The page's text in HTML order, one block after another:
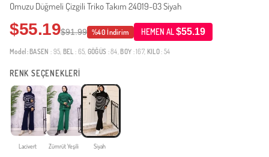
Omuzu Düğmeli Çizgili Triko Takım 24019-03 Siyah
$55.19$91.99 %40 İndirim HEMEN AL$55.19
Model: BASEN : 95, BEL : 65, GÖĞÜS : 84, BOY : 167, KILO: 54
RENK SEÇENEKLERİ
Lacivert Zümrüt Yeşili Siyah